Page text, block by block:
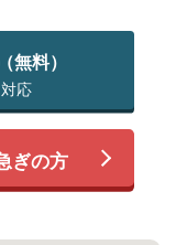
無料）
応
ぎの方